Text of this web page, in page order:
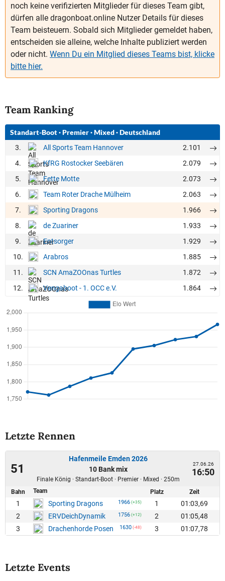
noch keine verifizierten Mitglieder für dieses Team gibt,
dürfen alle dragonboat.online Nutzer Details für dieses
Team beisteuern. Sobald sich Mitglieder gemeldet haben,
entscheiden sie alleine, welche Inhalte publiziert werden
oder nicht. Wenn Du ein Mitglied dieses Teams bist, klicke
bitte hier.
Team Ranking
Standart-Boot·Premier·Mixed·Deutschland
3. All Sports Team Hannover
2.101
4.
KfRG Rostocker Seebären
2.079
5.
Fette Motte
2.073
6.
Team Roter Drache Mülheim
2.063
7.
Sporting Dragons
1.966
8.
de Zuariner
1.933
9.
Entsorger
1.929
10.
Arabros
1.885
11.
SCN AmaZOOnas Turtles
1.872
12.
Vengaboot - 1. OCC e.V. 1.864
Letzte Rennen
51
Hafenmeile Emden 2026
10 Bank mix
Finale König · Standart-Boot · Premier · Mixed · 250m
27.06.26
16:50
Bahn Team Platz Zeit
1 Sporting Dragons 1966 (+35) 1
01:03,69
2
ERVDeichDynamik 1756 (+12) 2
01:05,48
3
Drachenhorde Posen 1630 (-48) 3 01:07,78
Letzte Events